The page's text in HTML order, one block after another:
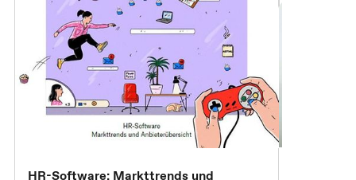
HR-Software: Markttrends und